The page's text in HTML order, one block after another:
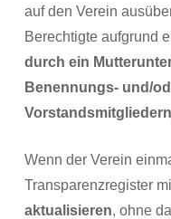
auf den Verein
Berechtigte aufgrund
durch ein
Benennungs- und/
Wenn der Verein
Transparenzregister
aktualisieren, ohne